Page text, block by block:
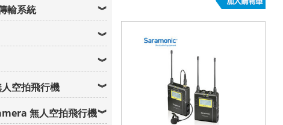
輸系統
空拍飛行機
無人空拍飛行機